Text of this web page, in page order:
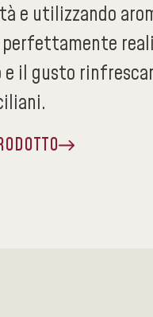
e utilizzando
il gusto